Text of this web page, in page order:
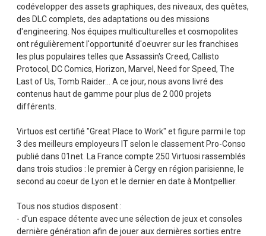
codévelopper des assets graphiques, des niveaux, des quêtes,
des DLC complets, des adaptations ou des missions
d'engineering. Nos équipes multiculturelles et cosmopolites
ont régulièrement l'opportunité d'oeuvrer sur les franchises
les plus populaires telles que Assassin's Creed, Callisto
Protocol, DC Comics, Horizon, Marvel, Need for Speed, The
Last of Us, Tomb Raider... A ce jour, nous avons livré des
contenus haut de gamme pour plus de 2 000 projets
différents.
Virtuos est certifié "Great Place to Work" et figure parmi le top
3 des meilleurs employeurs IT selon le classement Pro-Conso
publié dans 01net. La France compte 250 Virtuosi rassemblés
dans trois studios : le premier à Cergy en région parisienne, le
second au coeur de Lyon et le dernier en date à Montpellier.
Tous nos studios disposent :
- d'un espace détente avec une sélection de jeux et consoles
dernière génération afin de jouer aux dernières sorties entre